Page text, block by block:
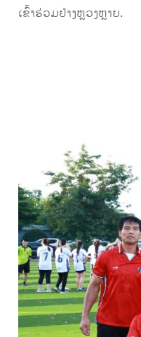
ເຂົ້າຮ່ວມຢ່າງຫຼວງຫຼາຍ.